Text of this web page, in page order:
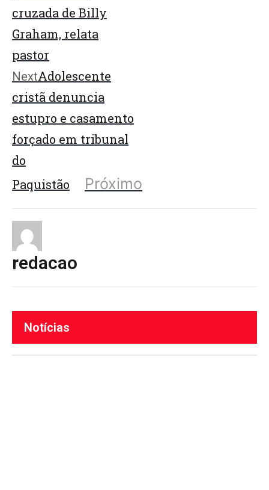
cruzada de Billy
Graham, relata
pastor
NextAdolescente
cristã denuncia
estupro e casamento
forçado em tribunal
do
Paquistão
Próximo
redacao
Notícias